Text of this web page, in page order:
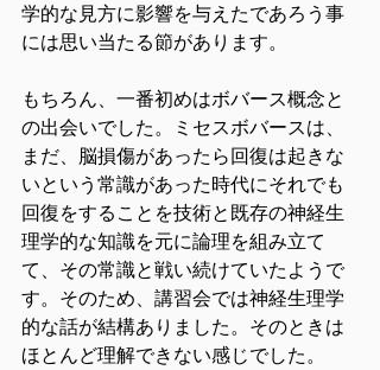
学的な見方に影響を与えたであろう事
には思い当たる節があります。
もちろん、一番初めはボバース概念と
の出会いでした。ミセスボバースは、
まだ、脳損傷があったら回復は起きな
いという常識があった時代にそれでも
回復をすることを技術と既存の神経生
理学的な知識を元に論理を組み立て
て、その常識と戦い続けていたようで
す。そのため、講習会では神経生理学
的な話が結構ありました。そのときは
ほとんど理解できない感じでした。